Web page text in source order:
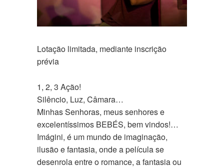
Lotação limitada, mediante inscrição
prévia
1, 2, 3 Ação!
Silêncio, Luz, Câmara…
Minhas Senhoras, meus senhores e
excelentíssimos BEBÉS, bem vindos!…
Imágini, é um mundo de imaginação,
ilusão e fantasia, onde a película se
desenrola entre o romance, a fantasia ou